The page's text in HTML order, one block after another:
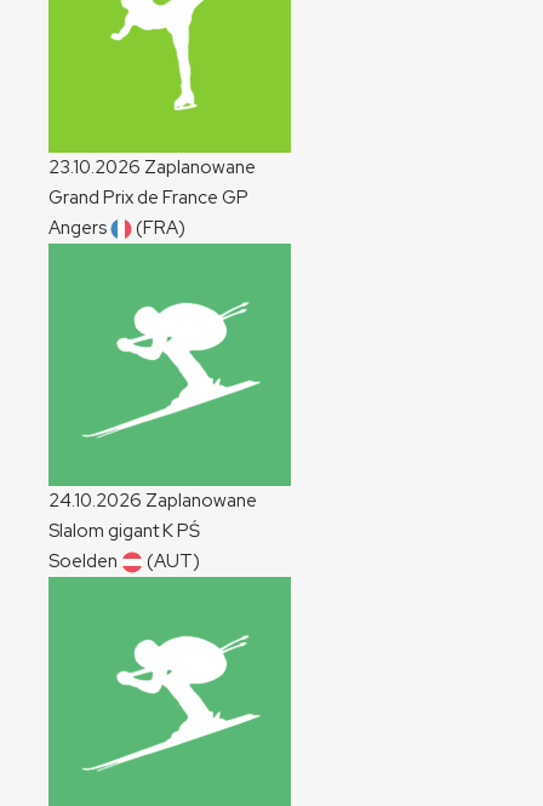
23.10.2026 Zaplanowane
Grand Prix de France GP
Angers
(FRA)
24.10.2026 Zaplanowane
Slalom gigantKPŚ
Soelden
(AUT)